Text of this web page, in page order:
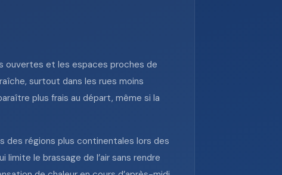
ouvertes et les espaces proches de
surtout dans les rues moins
plus frais au départ, même si la
des régions plus continentales lors des
le brassage de l’air sans rendre